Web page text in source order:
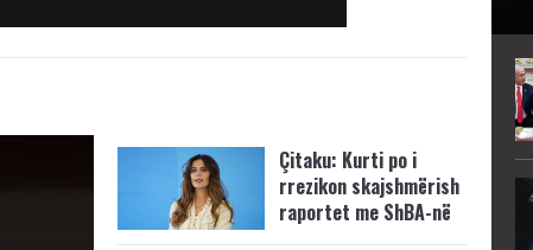
Çitaku: Kurti po i
rrezikon skajshmërish
raportet me ShBA-në